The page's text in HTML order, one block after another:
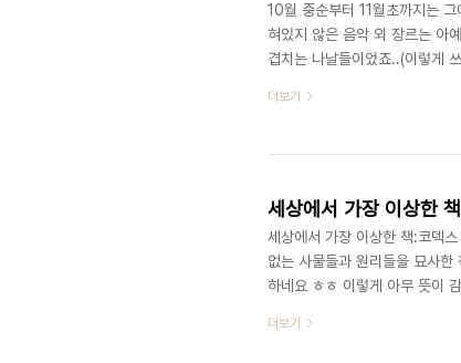
10월 중순부터 11월초까지는
혀있지 않은 음악 외 장르는 아
겹치는 나날들이었죠..(이렇게
국제전자음악제, 그 와중에 지
니다. 이것들이 다 지나간 직후
더보기
세상에서 가장 이상한 책:코덱
없는 사물들과 원리들을 묘사
하네요 ㅎㅎ 이렇게 아무 뜻이
어있는 초판 인쇄본은 5000
더보기